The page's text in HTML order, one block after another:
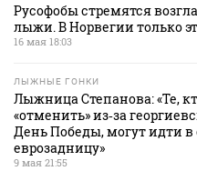
Русофобы стремятся
лыжи. В Норвегии только
16 мая 18:03
ЛЫЖНЫЕ ГОНКИ
Лыжница Степанова: «Те,
«отменить» из‑за
День Победы, могут идти
еврозадницу»
9 мая 21:55